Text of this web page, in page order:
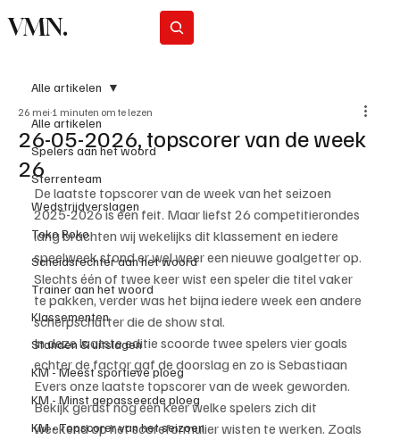
VMN.
Alle artikelen
Spelers aan het woord
Sterrenteam
Wedstrijdverslagen
Toko Roko
Scheidsrechter aan het woord
Trainer aan het woord
Klassementen
Standen & uitslagen
KM - Meest sportieve ploeg
KM - Minst gepasseerde ploeg
KM - Topscorer van het seizoen
Alle artikelen
26-05-2026, topscorer van de week
26
26 mei 1 minuten om te lezen
De laatste topscorer van de week van het seizoen
2025-2026 is een feit. Maar liefst 26 competitierondes
lang brachten wij wekelijks dit klassement en iedere
speelweek stond er wel weer een nieuwe goalgetter op.
Slechts één of twee keer wist een speler die titel vaker
te pakken, verder was het bijna iedere week een andere
scherpschutter die de show stal.
In deze laatste editie scoorde twee spelers vier goals
echter de factor gaf de doorslag en zo is Sebastiaan
Evers onze laatste topscorer van de week geworden.
Bekijk gerust nog één keer welke spelers zich dit
weekend op het scoreformulier wisten te werken. Zoals